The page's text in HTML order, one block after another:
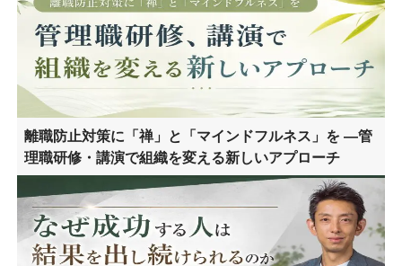
離職防止対策に「禅」と「マインドフルネス」を ―管
理職研修・講演で組織を変える新しいアプローチ